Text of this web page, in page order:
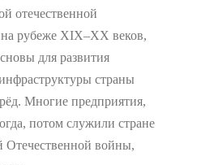
отечественной
рубеже XIX–XX веков,
для развития
страны
Многие предприятия,
потом служили стране
Отечественной войны,